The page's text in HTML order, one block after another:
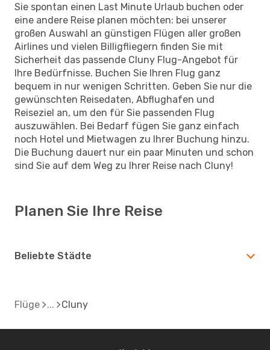
Sie spontan einen Last Minute Urlaub buchen oder
eine andere Reise planen möchten: bei unserer
großen Auswahl an günstigen Flügen aller großen
Airlines und vielen Billigfliegern finden Sie mit
Sicherheit das passende Cluny Flug-Angebot für
Ihre Bedürfnisse. Buchen Sie Ihren Flug ganz
bequem in nur wenigen Schritten. Geben Sie nur die
gewünschten Reisedaten, Abflughafen und
Reiseziel an, um den für Sie passenden Flug
auszuwählen. Bei Bedarf fügen Sie ganz einfach
noch Hotel und Mietwagen zu Ihrer Buchung hinzu.
Die Buchung dauert nur ein paar Minuten und schon
sind Sie auf dem Weg zu Ihrer Reise nach Cluny!
Planen Sie Ihre Reise
Beliebte Städte
Flüge Cluny